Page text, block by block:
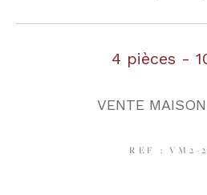
4 pièces -
VENTE
REF : VM2-